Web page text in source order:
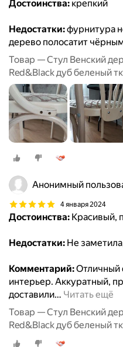
Достоинства: крепкий
Недостатки:фурнитура
дерево полосатит
Товар — Стул Венский
Red&Black дуб беленый
Анонимный
4 января 2024
Достоинства: Красивый,
Недостатки: Не
Комментарий:Отличный
интерьер. Аккуратный,
доставили… Читать ещё
Товар — Стул Венский
Red&Black дуб беленый